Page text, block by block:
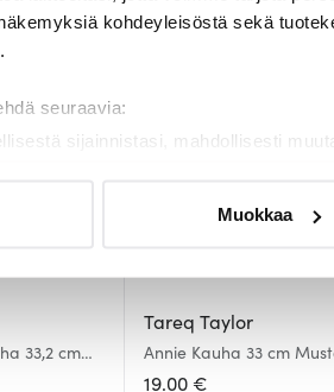
kohdeyleisöstä sekä
seuraavia:
sijainnistasi, mahdollisesti
Lisäksi jaamme sosiaalisen
miten käytät sivustoamme.
Muokkaa
33,2 cm
Tareq Taylor
Annie Kauha 33 cm
19.00 €